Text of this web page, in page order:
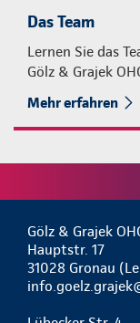
Das Team
Lernen Sie das
Gölz & Grajek
Mehr erfahren
Gölz & Grajek
Hauptstr. 17
31028 Gronau